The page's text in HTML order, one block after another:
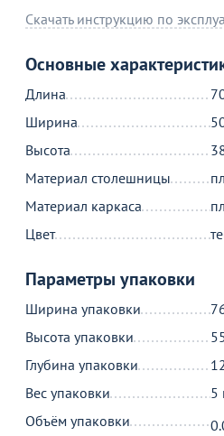
Скачать инструкцию по
Основные
Длина
Ширина
Высота
Материал столешницы
Материал каркаса
Цвет
Параметры упаковки
Ширина упаковки
Высота упаковки
Глубина упаковки
Вес упаковки
5
Объём упаковки
В
Продолжить
С этим товаром покупают
Акции для вас
Пожизненная
на стулья ХИТ 20/25!
Перейдите, чтобы узнать
подробности
Больше не показывать это окно